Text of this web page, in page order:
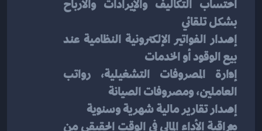
بشكل تلقائي
إصدار الفواتير الإلكترونية النظامية عند
بيع الوقود أو الخدمات
العاملين، ومصروفات الصيانة
إصدار تقارير مالية شهرية وسنوية